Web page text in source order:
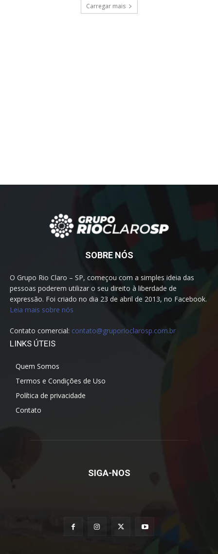
Carregar mais
SOBRE NÓS
O Grupo Rio Claro – SP, começou com a simples ideia das
pessoas poderem utilizar o seu direito à liberdade de
expressão. Foi criado no dia 23 de abril de 2013, no Facebook.
Leia mais sobre nós
Contato comercial: contato@gruporioclarosp.com.br
LINKS ÚTEIS
Quem Somos
Termos e Condições de Uso
Política de privacidade
Contato
SIGA-NOS